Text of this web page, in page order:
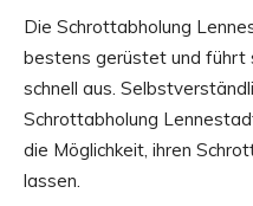
Die Schrottabholung
bestens gerüstet und führt
schnell aus.
Schrottabholung
die Möglichkeit, ihren
lassen.